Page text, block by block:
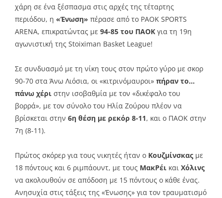
χάρη σε ένα ξέσπασμα στις αρχές της τέταρτης
περιόδου, η «Ένωση» πέρασε από τo PAOK SPORTS
ARENA, επικρατώντας με 94-85 του ΠΑΟΚ για τη 19η
αγωνιστική της Stoiximan Basket League!
Σε συνδυασμό με τη νίκη τους στον πρώτο γύρο με σκορ
90-70 στα Άνω Λιόσια, οι «κιτρινόμαυροι» πήραν το…
πάνω χέρι στην ισοβαθμία με τον «δικέφαλο του
βορρά», με τον σύνολο του Ηλία Ζούρου πλέον να
βρίσκεται στην 6η θέση με ρεκόρ 8-11, και ο ΠΑΟΚ στην
7η (8-11).
Πρώτος σκόρερ για τους νικητές ήταν ο Κουζμίνσκας με
18 πόντους και 6 ριμπάουντ, με τους ΜακΡέι και Χόλινς
να ακολουθούν σε απόδοση με 15 πόντους ο κάθε ένας.
Ανησυχία στις τάξεις της «Ένωσης» για τον τραυματισμό